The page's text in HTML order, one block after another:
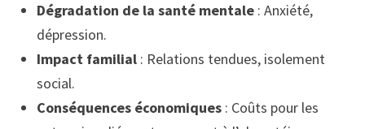
Dégradation de la santé mentale: Anxiété,
dépression.
Impact familial: Relations tendues, isolement
social.
Conséquences économiques: Coûts pour les